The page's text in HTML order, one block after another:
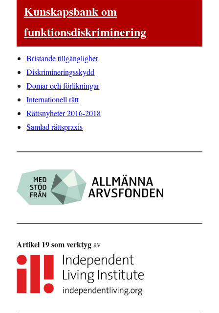
Kunskapsbank om
funktionsdiskriminering
Bristande tillgänglighet
Diskrimineringsskydd
Domar och förlikningar
Internationell rätt
Rättsnyheter 2016-2018
Samlad rättspraxis
Artikel 19 som verktygav